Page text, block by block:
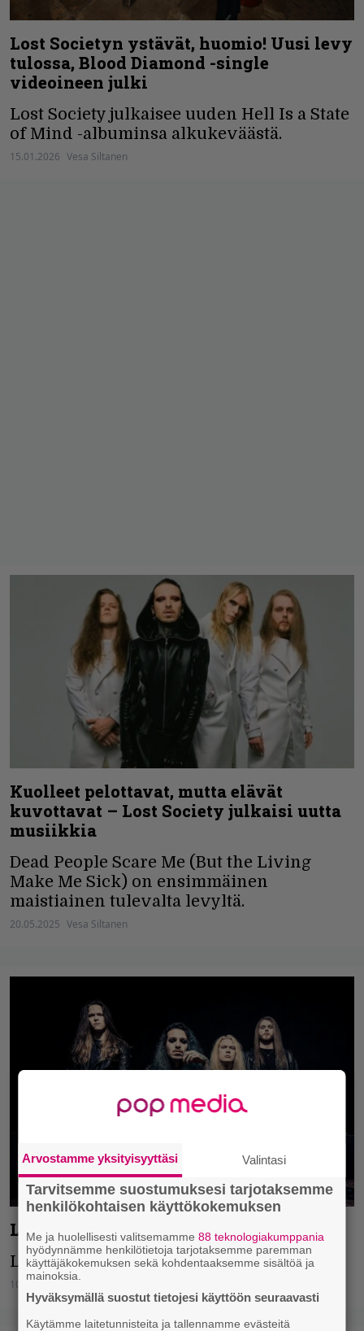
Lost Societyn ystävät, huomio! Uusi levy
tulossa, Blood Diamond -single
videoineen julki
Lost Society julkaisee uuden Hell Is a State
of Mind -albuminsa alkukeväästä.
15.01.2026 Vesa Siltanen
Kuolleet pelottavat, mutta elävät
kuvottavat – Lost Society julkaisi uutta
musiikkia
Dead People Scare Me (But the Living
Make Me Sick) on ensimmäinen
maistiainen tulevalta levyltä.
20.05.2025 Vesa Siltanen
Lost Society kiertää Suomea syksyllä
Liput keikoille nyt myynnissä.
10.07.2024 Vesa Siltanen
Arvostamme yksityisyyttäsi Valintasi
Tarvitsemme suostumuksesi tarjotaksemme
henkilökohtaisen käyttökokemuksen
Me ja huolellisesti valitsemamme88 teknologiakumppania
hyödynnämme henkilötietoja tarjotaksemme paremman
käyttäjäkokemuksen sekä kohdentaaksemme sisältöä ja
mainoksia.
Hyväksymällä suostut tietojesi käyttöön seuraavasti
Käytämme laitetunnisteita ja tallennamme evästeitä